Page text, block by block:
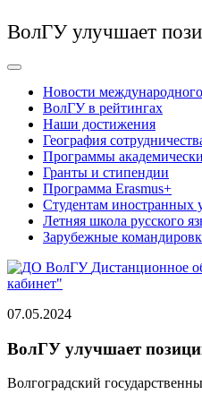
ВолГУ улучшает
Новости международного
ВолГУ в рейтингах
Наши достижения
География
Программы
Гранты и стипендии
Программа Erasmus+
Студентам иностранных
Летняя школа русского
Зарубежные
Дистанционное
кабинет"
07.05.2024
ВолГУ улучшает
Волгоградский